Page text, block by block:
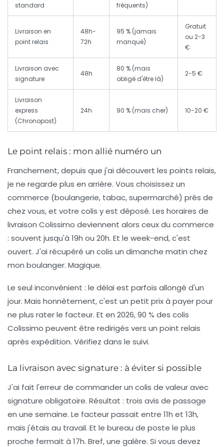
standard
fréquents)
Livraison en
point relais
48h-
72h
95 % (jamais
manqué)
Gratuit
ou 2-3
€
Livraison avec
signature
48h
80 % (mais
obligé d'être là)
2-5 €
Livraison
express
(Chronopost)
24h 90 % (mais cher) 10-20 €
Le point relais : mon allié numéro un
Franchement, depuis que j'ai découvert les points relais,
je ne regarde plus en arrière. Vous choisissez un
commerce (boulangerie, tabac, supermarché) près de
chez vous, et votre colis y est déposé. Les horaires de
livraison Colissimo deviennent alors ceux du commerce
: souvent jusqu'à 19h ou 20h. Et le week-end, c'est
ouvert. J'ai récupéré un colis un dimanche matin chez
mon boulanger. Magique.
Le seul inconvénient : le délai est parfois allongé d'un
jour. Mais honnêtement, c'est un petit prix à payer pour
ne plus rater le facteur. Et en 2026, 90 % des colis
Colissimo peuvent être redirigés vers un point relais
après expédition. Vérifiez dans le suivi.
La livraison avec signature : à éviter si possible
J'ai fait l'erreur de commander un colis de valeur avec
signature obligatoire. Résultat : trois avis de passage
en une semaine. Le facteur passait entre 11h et 13h,
mais j'étais au travail. Et le bureau de poste le plus
proche fermait à 17h. Bref, une galère. Si vous devez